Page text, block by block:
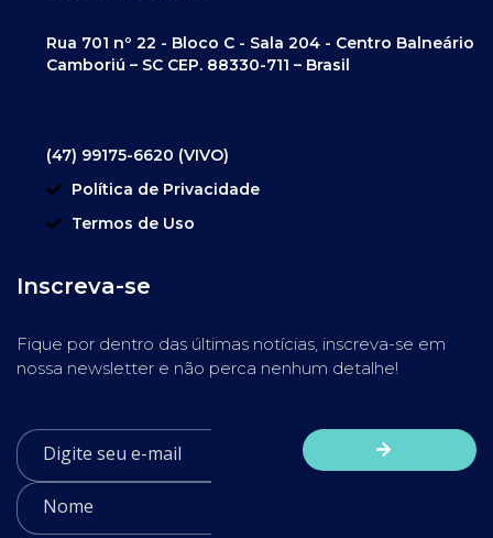
Rua 701 nº 22 - Bloco C - Sala 204 - Centro Balneário
Camboriú – SC CEP. 88330-711 – Brasil
(47) 99175-6620 (VIVO)
Política de Privacidade
Termos de Uso
Inscreva-se
Fique por dentro das últimas notícias, inscreva-se em
nossa newsletter e não perca nenhum detalhe!